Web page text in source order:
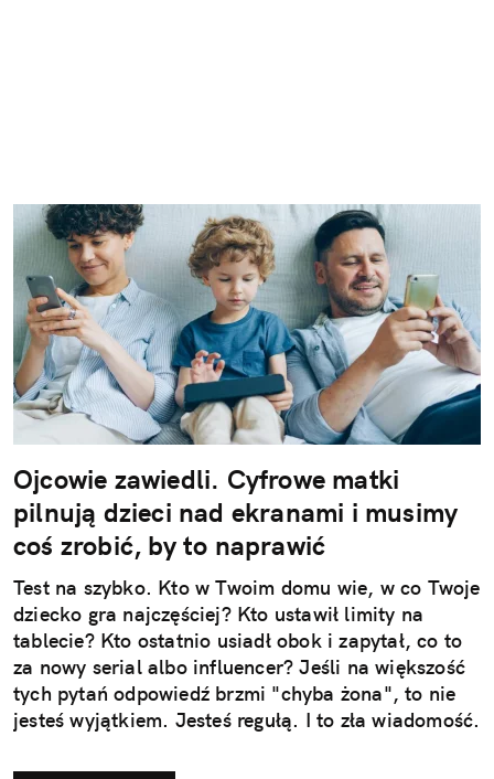
Ojcowie zawiedli. Cyfrowe matki
pilnują dzieci nad ekranami i musimy
coś zrobić, by to naprawić
Test na szybko. Kto w Twoim domu wie, w co Twoje
dziecko gra najczęściej? Kto ustawił limity na
tablecie? Kto ostatnio usiadł obok i zapytał, co to
za nowy serial albo influencer? Jeśli na większość
tych pytań odpowiedź brzmi "chyba żona", to nie
jesteś wyjątkiem. Jesteś regułą. I to zła wiadomość.